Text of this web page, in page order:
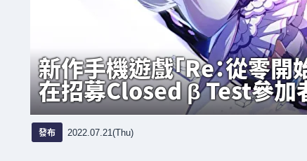
新作手機遊戲「Re：從零
在招募Closed β Test參加
發布 2022.07.21(Thu)